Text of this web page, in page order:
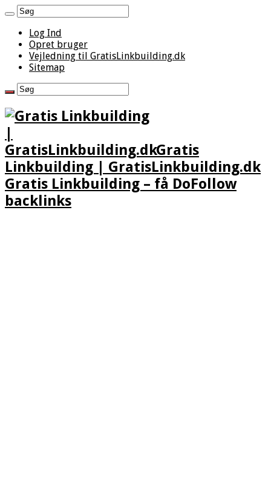
Log Ind
Opret bruger
Vejledning til GratisLinkbuilding.dk
Sitemap
Gratis
Linkbuilding | GratisLinkbuilding.dk
Gratis Linkbuilding – få DoFollow
backlinks